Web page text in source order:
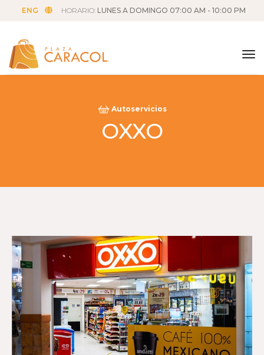
ENG HORARIO: LUNES A DOMINGO 07:00 AM - 10:00 PM
Autoservicios
OXXO